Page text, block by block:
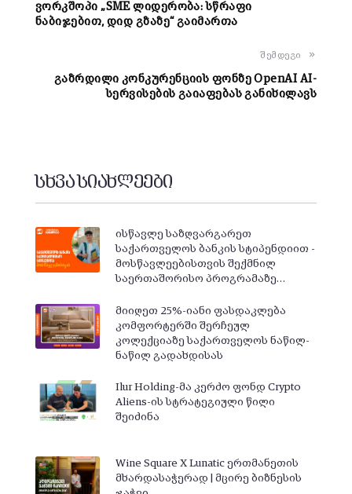
ვორკშოპი „SME ლიდერობა: სწრაფი
ნაბიჯებით, დიდ გზაზე“ გაიმართა
შემდეგი
გაზრდილი კონკურენციის ფონზე OpenAI AI-
სერვისების გაიაფებას განიხილავს
სხვა სიახლეები
ისწავლე საზღვარგარეთ
საქართველოს ბანკის სტიპენდიით -
მოსწავლეებისთვის შექმნილ
საერთაშორისო პროგრამაზე…
მიიღეთ 25%-იანი ფასდაკლება
კომფორტერში შერჩეულ
კოლექციაზე საქართველოს ნაწილ-
ნაწილ გადახდისას
Ilur Holding-მა კერძო ფონდ Crypto
Aliens-ის სტრატეგიული წილი
შეიძინა
Wine Square X Lunatic ერთმანეთის
მხარდასაჭერად | მცირე ბიზნესის